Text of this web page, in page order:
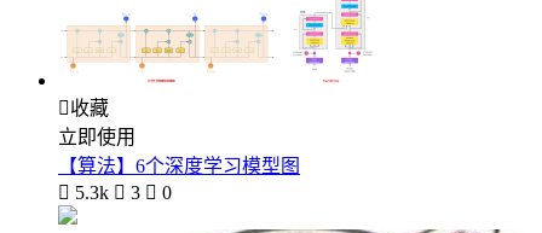
收藏
立即使用
【算法】6个深度学习模型图
 5.3k  3  0